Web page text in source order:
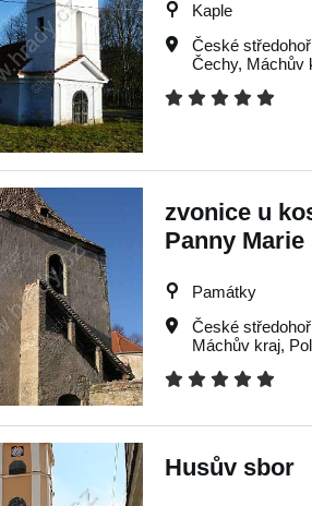
Kaple
České
Čechy, Máchův
zvonice u
Panny Marie
Památky
České
Máchův kraj,
Husův sbor